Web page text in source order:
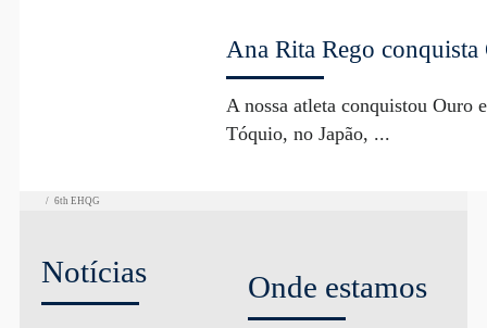
Ana Rita Rego
A nossa atleta conquistou Ouro
Tóquio, no Japão, ...
/ 6th EHQG
Notícias Onde estamos